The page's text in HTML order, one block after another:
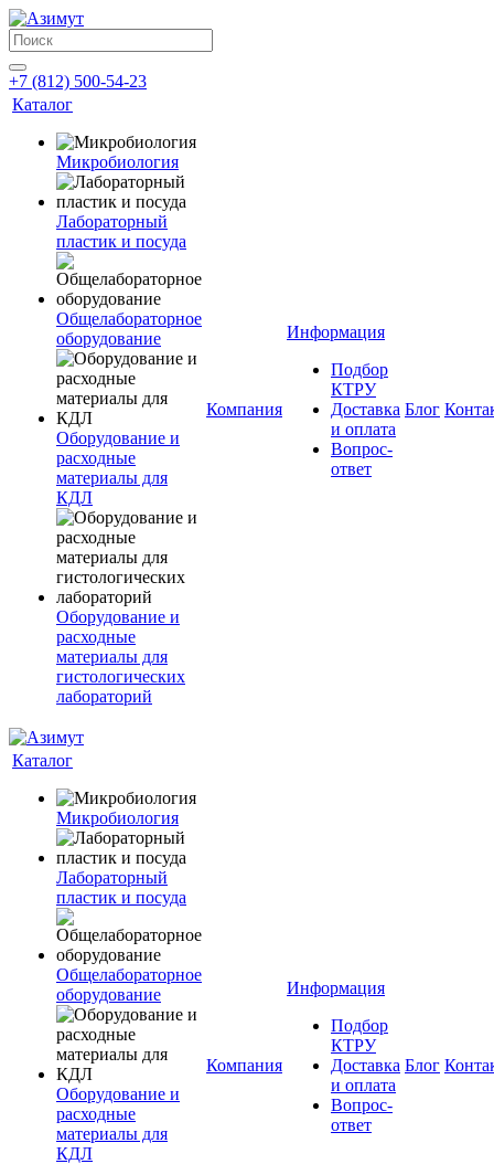
+7 (812) 500-54-23
Каталог
Микробиология
Лабораторный
пластик и посуда
Общелабораторное
оборудование
Оборудование и
расходные
материалы для
КДЛ
Оборудование и
расходные
материалы для
гистологических
лабораторий
Компания
Информация
Подбор
КТРУ
Доставка
и оплата
Вопрос-
ответ
Блог
Каталог
Микробиология
Лабораторный
пластик и посуда
Общелабораторное
оборудование
Оборудование и
расходные
материалы для
КДЛ
Компания
Информация
Подбор
КТРУ
Доставка
и оплата
Вопрос-
ответ
Блог